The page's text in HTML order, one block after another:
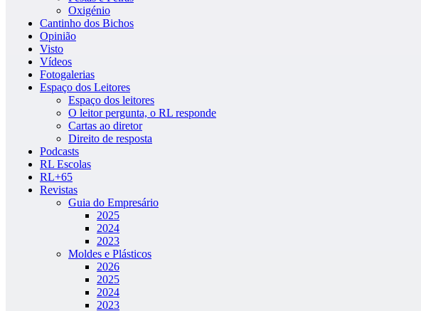
Oxigénio
Cantinho dos Bichos
Opinião
Visto
Vídeos
Fotogalerias
Espaço dos Leitores
Espaço dos leitores
O leitor pergunta, o RL responde
Cartas ao diretor
Direito de resposta
Podcasts
RL Escolas
RL+65
Revistas
Guia do Empresário
2025
2024
2023
Moldes e Plásticos
2026
2025
2024
2023